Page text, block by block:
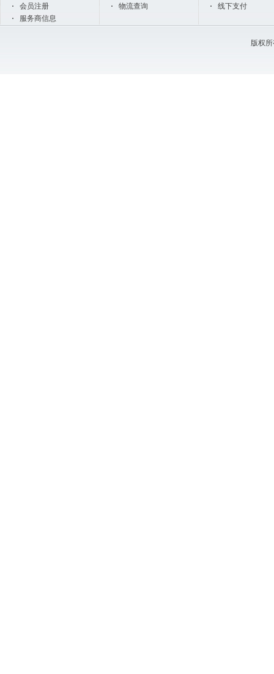
会员注册
服务商信息
物流查询 线下支付
版权